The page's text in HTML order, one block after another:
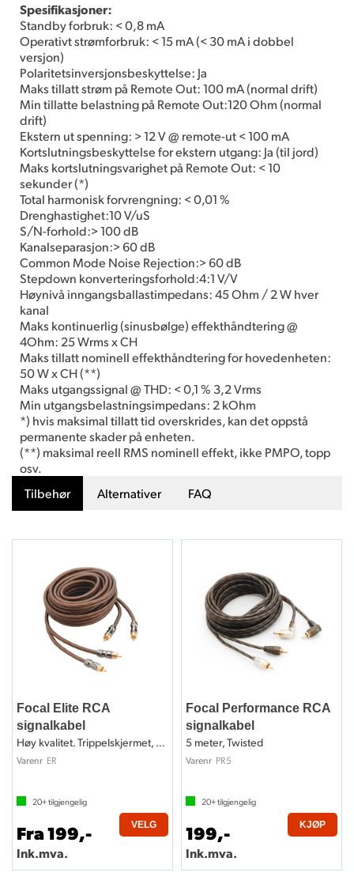
Spesifikasjoner:
Standby forbruk: < 0,8 mA
Operativt strømforbruk: < 15 mA (< 30 mA i dobbel
versjon)
Polaritetsinversjonsbeskyttelse: Ja
Maks tillatt strøm på Remote Out: 100 mA (normal drift)
Min tillatte belastning på Remote Out:120 Ohm (normal
drift)
Ekstern ut spenning: > 12 V @ remote-ut < 100 mA
Kortslutningsbeskyttelse for ekstern utgang: Ja (til jord)
Maks kortslutningsvarighet på Remote Out: < 10
sekunder (*)
Total harmonisk forvrengning: < 0,01 %
Drenghastighet:10 V/uS
S/N-forhold:> 100 dB
Kanalseparasjon:> 60 dB
Common Mode Noise Rejection:> 60 dB
Stepdown konverteringsforhold:4:1 V/V
Høynivå inngangsballastimpedans: 45 Ohm / 2 W hver
kanal
Maks kontinuerlig (sinusbølge) effekthåndtering @
4Ohm: 25 Wrms x CH
Maks tillatt nominell effekthåndtering for hovedenheten:
50 W x CH (**)
Maks utgangssignal @ THD: < 0,1 % 3,2 Vrms
Min utgangsbelastningsimpedans: 2 kOhm
*) hvis maksimal tillatt tid overskrides, kan det oppstå
permanente skader på enheten.
(**) maksimal reell RMS nominell effekt, ikke PMPO, topp
osv.
Tilbehør
Alternativer FAQ
Focal Elite RCA
signalkabel
Høy kvalitet. Trippelskjermet, OFC
Varenr ER
20+tilgjengelig
Fra 199,-
Ink.mva.
VELG
Focal Performance RCA
signalkabel
5 meter, Twisted
Varenr PR5
20+tilgjengelig
199,-
Ink.mva.
KJØP